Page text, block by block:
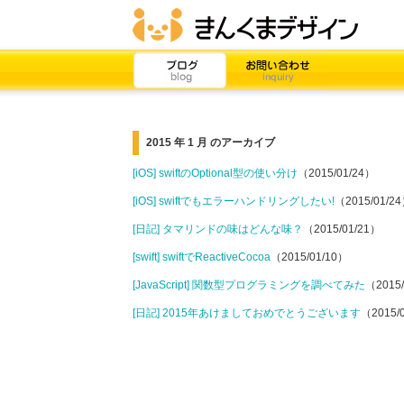
2015 年 1 月 のアーカイブ
[iOS] swiftのOptional型の使い分け （2015/01/24）
[iOS] swiftでもエラーハンドリングしたい! （2015/01/24
[日記] タマリンドの味はどんな味？ （2015/01/21）
[swift] swiftでReactiveCocoa （2015/01/10）
[JavaScript] 関数型プログラミングを調べてみた （
[日記] 2015年あけましておめでとうございます （2015/